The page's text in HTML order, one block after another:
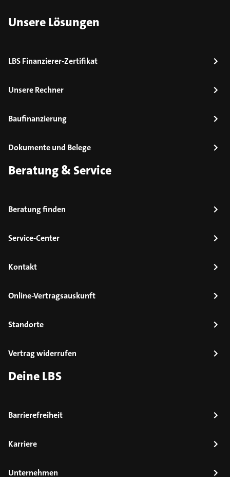
Unsere Lösungen
LBS Finanzierer-Zertifikat
Unsere Rechner
Baufinanzierung
Dokumente und Belege
Beratung & Service
Beratung finden
Service-Center
Kontakt
Online-Vertragsauskunft
Standorte
Vertrag widerrufen
Deine LBS
Barrierefreiheit
Karriere
Unternehmen